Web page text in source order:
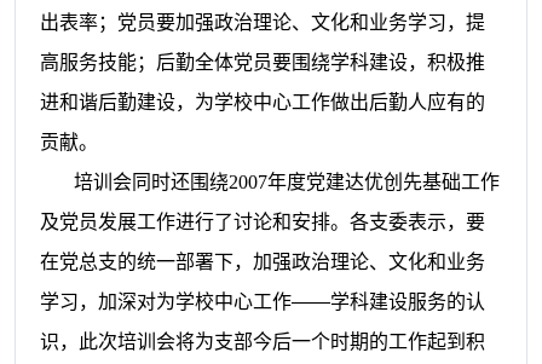
出表率；党员要加强政治理论、文化和业务学习，提
高服务技能；后勤全体党员要围绕学科建设，积极推
进和谐后勤建设，为学校中心工作做出后勤人应有的
贡献。
培训会同时还围绕2007年度党建达优创先基础工作
及党员发展工作进行了讨论和安排。各支委表示，要
在党总支的统一部署下，加强政治理论、文化和业务
学习，加深对为学校中心工作――学科建设服务的认
识，此次培训会将为支部今后一个时期的工作起到积